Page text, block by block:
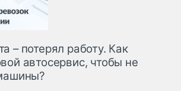
– потерял работу. Как
автосервис, чтобы не